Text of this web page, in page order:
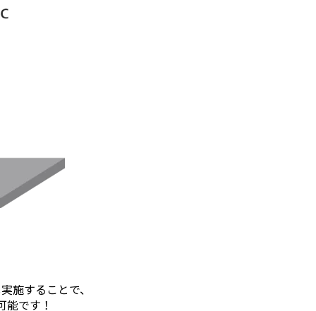
することで、
です！